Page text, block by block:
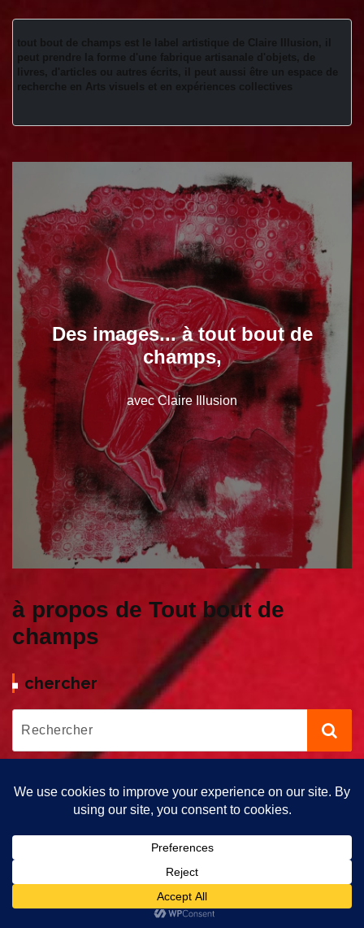
tout bout de champs est le label artistique de Claire Illusion, il
peut prendre la forme d'une fabrique artisanale d'objets, de
livres, d'articles ou autres écrits, il peut aussi être un espace de
recherche en Arts visuels et en expériences collectives
Des images... à tout bout de
champs,
avec Claire Illusion
à propos de Tout bout de
champs
chercher
Copyright © 2026 Tout bout de Champs | Propulsé par Tout Bout
de Champs